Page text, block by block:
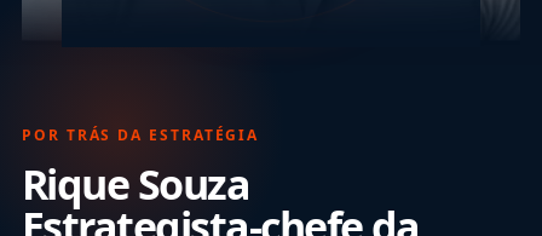
POR TRÁS DA ESTRATÉGIA
Rique Souza